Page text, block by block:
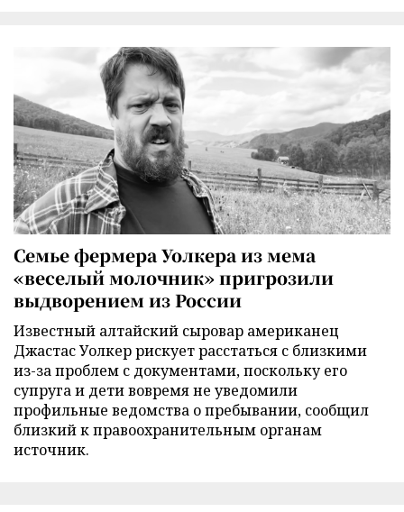
Семье фермера Уолкера из мема
«веселый молочник» пригрозили
выдворением из России
Известный алтайский сыровар американец
Джастас Уолкер рискует расстаться с близкими
из-за проблем с документами, поскольку его
супруга и дети вовремя не уведомили
профильные ведомства о пребывании, сообщил
близкий к правоохранительным органам
источник.